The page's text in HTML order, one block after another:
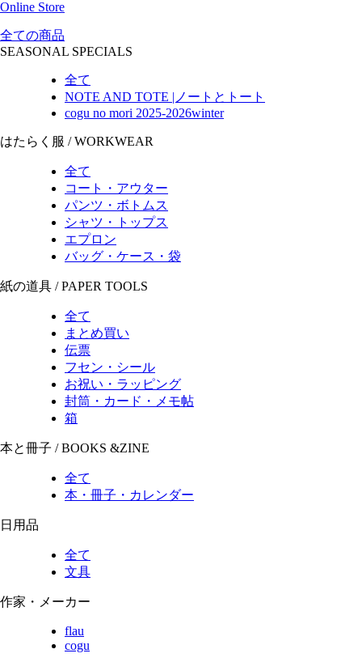
Online Store
全ての商品
SEASONAL SPECIALS
全て
NOTE AND TOTE |ノートとトート
cogu no mori 2025-2026winter
はたらく服 / WORKWEAR
全て
コート・アウター
パンツ・ボトムス
シャツ・トップス
エプロン
バッグ・ケース・袋
紙の道具 / PAPER TOOLS
全て
まとめ買い
伝票
フセン・シール
お祝い・ラッピング
封筒・カード・メモ帖
箱
本と冊子 / BOOKS &ZINE
全て
本・冊子・カレンダー
日用品
全て
文具
作家・メーカー
flau
cogu